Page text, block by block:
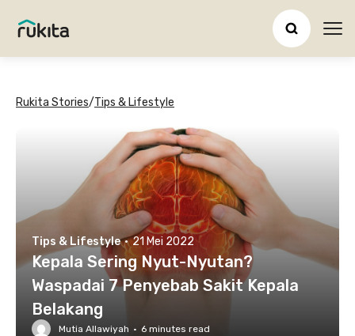
Rukita Stories/Tips & Lifestyle
Tips & Lifestyle · 21 Mei 2022
Kepala Sering Nyut-Nyutan?
Waspadai 7 Penyebab Sakit Kepala
Belakang
Mutia Allawiyah · 6 minutes read